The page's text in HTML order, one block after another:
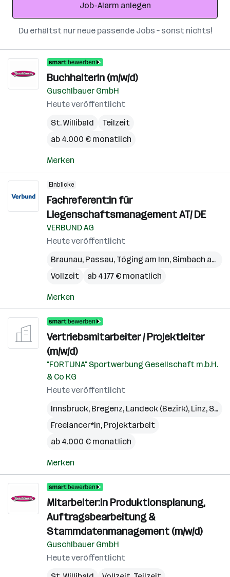
Job-Alarm anlegen
Du erhältst nur neue passende Jobs – sonst nichts!
BuchhalterIn (m/w/d)
Guschlbauer GmbH
Heute veröffentlicht
St. Willibald
Teilzeit
ab 4.000 € monatlich
Merken
Einblicke
Fachreferent:in für
Liegenschaftsmanagement AT/ DE
VERBUND AG
Heute veröffentlicht
Braunau, Passau, Töging am Inn, Simbach am Inn
Vollzeit
ab 4.177 € monatlich
Merken
Vertriebsmitarbeiter / Projektleiter
(m/w/d)
"FORTUNA" Sportwerbung Gesellschaft m.b.H.
& Co KG
Heute veröffentlicht
Innsbruck, Bregenz, Landeck (Bezirk), Linz, St. Pölten
Freelancer*in, Projektarbeit
ab 4.000 € monatlich
Merken
Mitarbeiter:in Produktionsplanung,
Auftragsbearbeitung &
Stammdatenmanagement (m/w/d)
Guschlbauer GmbH
Heute veröffentlicht